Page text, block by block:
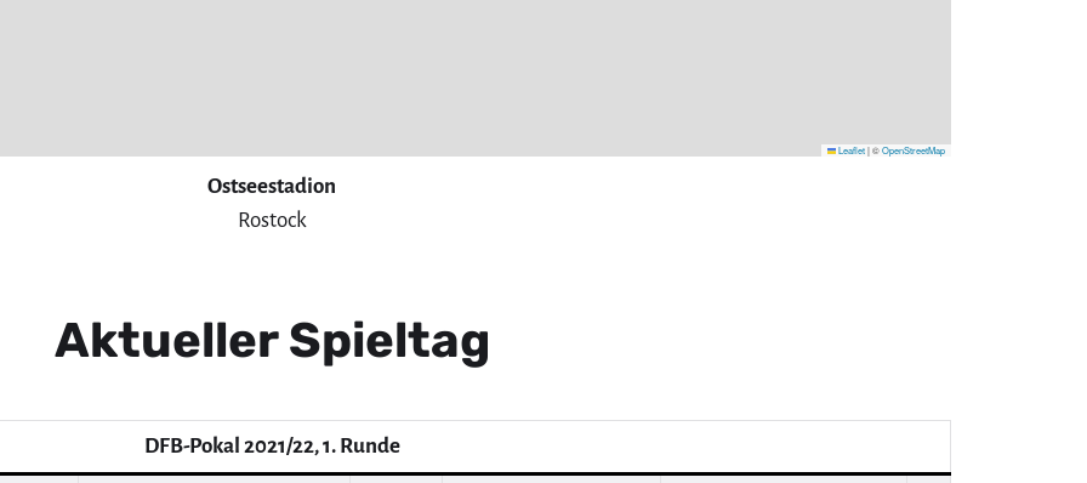
Leaflet|©OpenStreetMap
Ostseestadion
Rostock
Aktueller Spieltag
DFB-Pokal 2021/22, 1. Runde